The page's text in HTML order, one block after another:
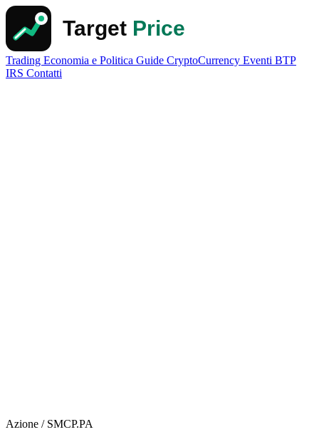
Trading Economia e Politica Guide CryptoCurrency Eventi BTP
IRS Contatti
Azione / SMCP.PA